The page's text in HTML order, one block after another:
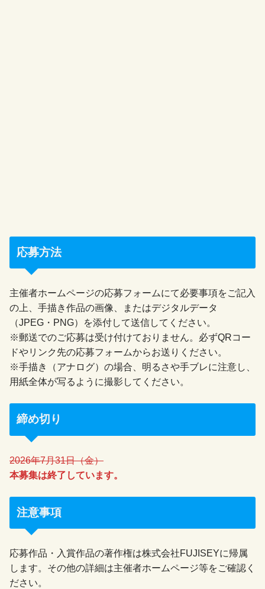
応募方法
主催者ホームページの応募フォームにて必要事項をご記入
の上、手描き作品の画像、またはデジタルデータ
（JPEG・PNG）を添付して送信してください。
※郵送でのご応募は受け付けておりません。必ずQRコー
ドやリンク先の応募フォームからお送りください。
※手描き（アナログ）の場合、明るさや手ブレに注意し、
用紙全体が写るように撮影してください。
締め切り
2026年7月31日（金）
本募集は終了しています。
注意事項
応募作品・入賞作品の著作権は株式会社FUJISEYに帰属
します。その他の詳細は主催者ホームページ等をご確認く
ださい。